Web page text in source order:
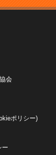
会
ポリシー)
ー